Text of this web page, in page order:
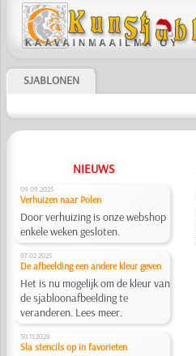
SJABLONEN
NIEUWS
09.09.2025
Verhuizen naar Polen
Door verhuizing is onze webshop
enkele weken gesloten.
07.02.2025
De afbeelding een andere kleur geven
Het is nu mogelijk om de kleur van
de sjabloonafbeelding te
veranderen. Lees meer.
30.11.2024
Sla stencils op in favorieten